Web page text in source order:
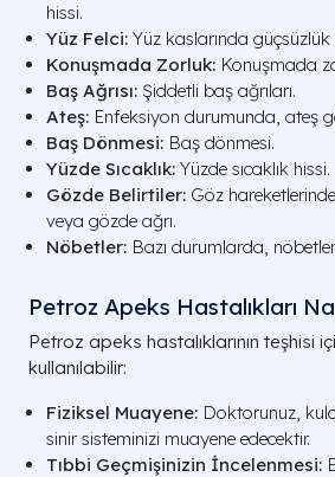
hissi.
Yüz Felci: Yüz kaslarında
Konuşmada Zorluk: Konuşmada
Baş Ağrısı: Şiddetli baş ağrıları.
Ateş: Enfeksiyon durumunda, ateş
Baş Dönmesi: Baş dönmesi.
Yüzde Sıcaklık: Yüzde sıcaklık hissi.
Gözde Belirtiler: Göz
veya gözde ağrı.
Nöbetler: Bazı durumlarda,
Petroz Apeks Hastalıkları
Petroz apeks hastalıklarının teşhisi
kullanılabilir:
Fiziksel Muayene: Doktorunuz,
sinir sisteminizi muayene edecektir.
Tıbbi Geçmişinizin İncelenmesi: